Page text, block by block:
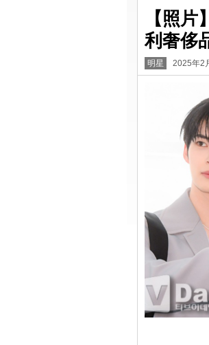
【照
利奢侈
明星 2025年2